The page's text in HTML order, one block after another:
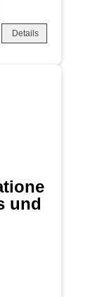
Details
und